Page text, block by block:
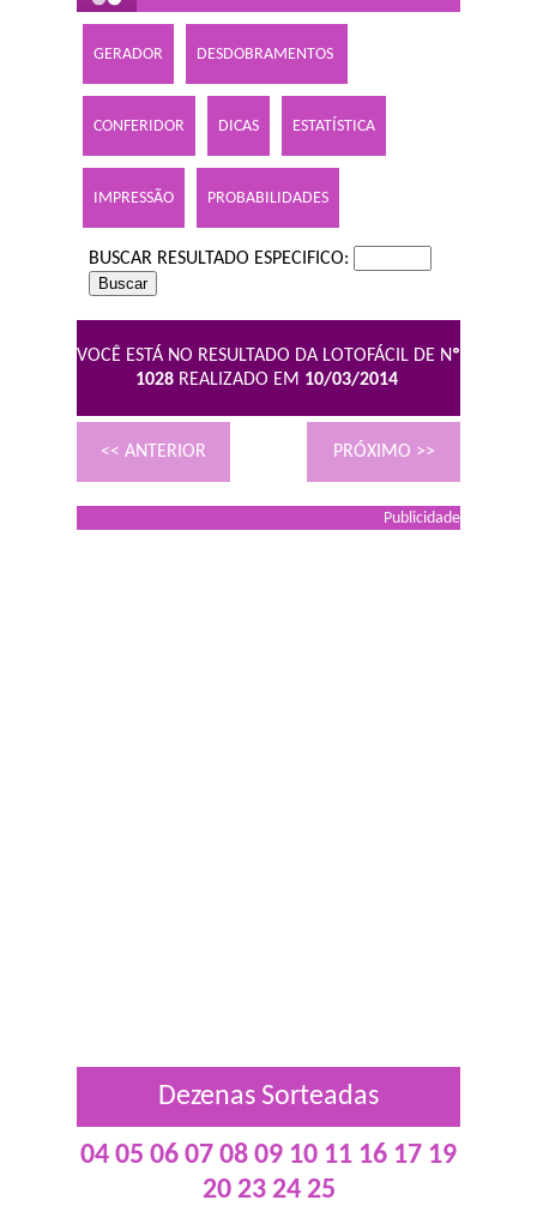
GERADOR DESDOBRAMENTOS
CONFERIDOR DICAS ESTATÍSTICA
IMPRESSÃO PROBABILIDADES
BUSCAR RESULTADO ESPECIFICO:
VOCÊ ESTÁ NO RESULTADO DA LOTOFÁCIL DE Nº
1028 REALIZADO EM 10/03/2014
<< ANTERIOR PRÓXIMO >>
Publicidade
Dezenas Sorteadas
04 05 06 07 08 09 10 11 16 17 19
20 23 24 25